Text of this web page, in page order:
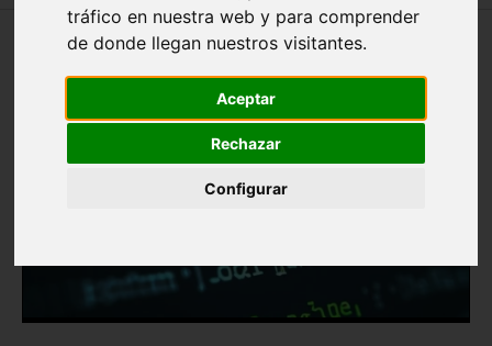
tráfico en nuestra web y para comprender
de donde llegan nuestros visitantes.
Aceptar
Rechazar
Configurar
🔥 DESARROLLO WEB MODERNO:
TENDENCIAS Y HERRAMIENTAS